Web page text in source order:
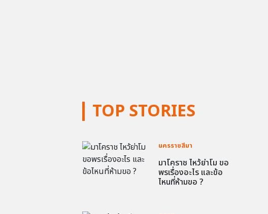
TOP STORIES
นครราชสีมา
มาโคราช ไหว้ย่าโม ขอ
พรเรื่องอะไร และข้อ
ไหนที่ห้ามขอ ?